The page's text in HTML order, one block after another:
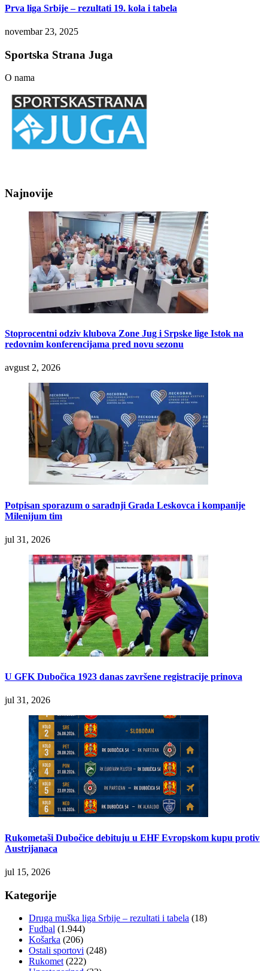
Prva liga Srbije – rezultati 19. kola i tabela
novembar 23, 2025
Sportska Strana Juga
O nama
Najnovije
Stoprocentni odziv klubova Zone Jug i Srpske lige Istok na
redovnim konferencijama pred novu sezonu
avgust 2, 2026
Potpisan sporazum o saradnji Grada Leskovca i kompanije
Milenijum tim
jul 31, 2026
U GFK Dubočica 1923 danas završene registracije prinova
jul 31, 2026
Rukometaši Dubočice debituju u EHF Evropskom kupu protiv
Austrijanaca
jul 15, 2026
Kategorije
Druga muška liga Srbije – rezultati i tabela (18)
Fudbal (1.944)
Košarka (206)
Ostali sportovi (248)
Rukomet (222)